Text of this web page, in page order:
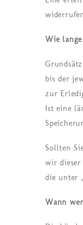
Wie
bis der
zur
Ist eine
Sollten
wir
die unter
Wann